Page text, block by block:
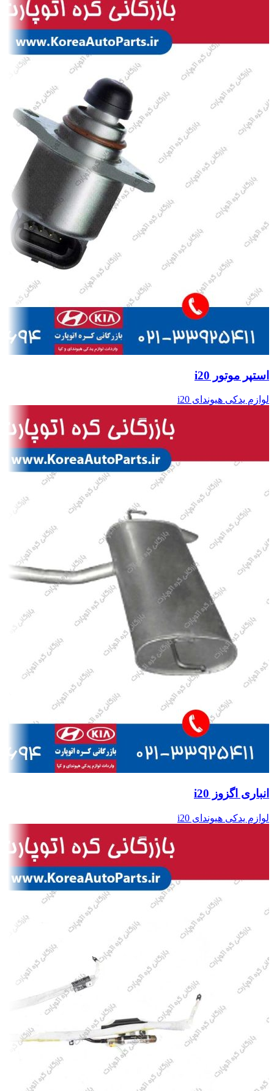
استپر موتور i20
لوازم یدکی هیوندای i20
انباری اگزوز i20
لوازم یدکی هیوندای i20